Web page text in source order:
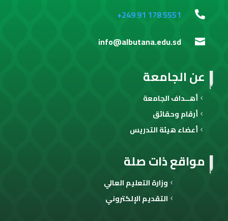
مواقع ذات صلة
وزارة التعليم العالي
التقديم الإلكتروني
عن الجامعة
أهــداف الجامعة
أرقام وحقائق
أعضاء هيئة التدريس

+249 91 178 5551

info@albutana.edu.sd